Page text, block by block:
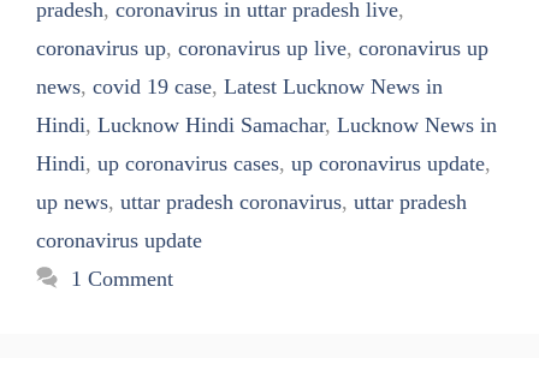
pradesh, coronavirus in uttar pradesh live,
coronavirus up, coronavirus up live, coronavirus up
news, covid 19 case, Latest Lucknow News in
Hindi, Lucknow Hindi Samachar, Lucknow News in
Hindi, up coronavirus cases, up coronavirus update,
up news, uttar pradesh coronavirus, uttar pradesh
coronavirus update
1 Comment